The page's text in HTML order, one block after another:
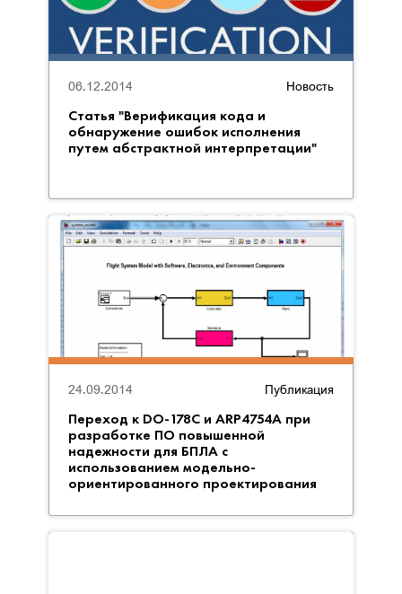
Новость
Статья "Верификация кода и
обнаружение ошибок исполнения
путем абстрактной интерпретации"
06.12.2014
Публикация
Переход к DO-178C и ARP4754A при
разработке ПО повышенной
надежности для БПЛА с
использованием модельно-
ориентированного проектирования
24.09.2014